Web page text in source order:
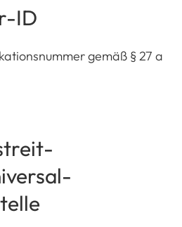
ID
gemäß § 27 a